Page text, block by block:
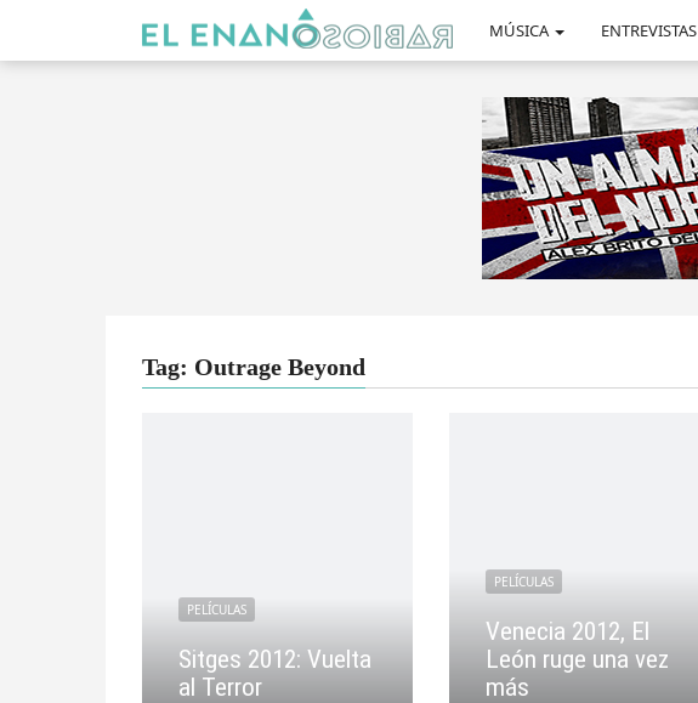
MÚSICA ENTREVISTAS
Tag: Outrage Beyond
PELÍCULAS
Sitges 2012: Vuelta
al Terror
PELÍCULAS
Venecia 2012, El
León ruge una vez
más